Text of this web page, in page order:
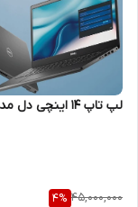
لپ تاپ 14 اینچی دل مدل 3410
45,000,000
4%